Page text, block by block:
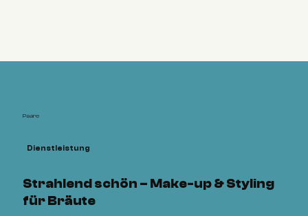
Paare
Dienstleistung
Strahlend schön – Make-up & Styling
für Bräute